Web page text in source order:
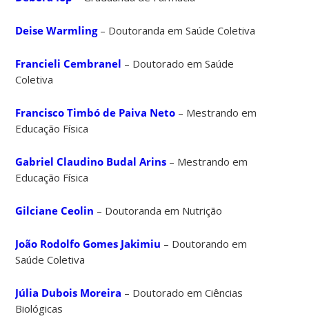
Deise Warmling– Doutoranda em Saúde Coletiva
Francieli Cembranel – Doutorado em Saúde
Coletiva
Francisco Timbó de Paiva Neto – Mestrando em
Educação Física
Gabriel Claudino Budal Arins – Mestrando em
Educação Física
Gilciane Ceolin – Doutoranda em Nutrição
João Rodolfo Gomes Jakimiu – Doutorando em
Saúde Coletiva
Júlia Dubois Moreira – Doutorado em Ciências
Biológicas